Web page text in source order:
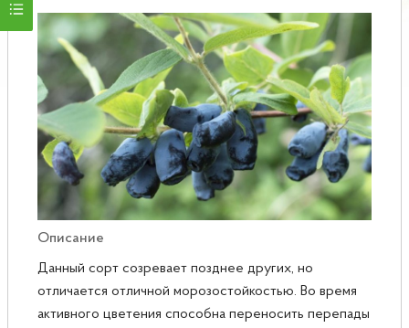
Мини-деревья
НОВИНКА Английские и Японские розы
Саженцы плодовые
Описание
Данный сорт созревает позднее других, но
отличается отличной морозостойкостью. Во время
активного цветения способна переносить перепады